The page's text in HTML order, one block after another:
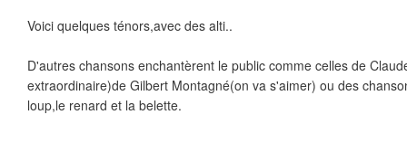
Voici quelques ténors,avec des alti..
D'autres chansons enchantèrent le public comme celles de
extraordinaire)de Gilbert Montagné(on va s'aimer) ou des
loup,le renard et la belette.